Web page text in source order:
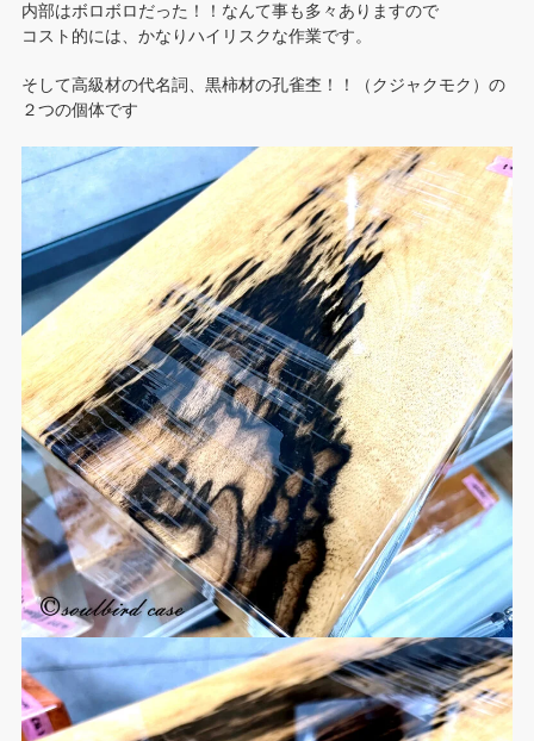
内部はボロボロだった！！なんて事も多々ありますので
コスト的には、かなりハイリスクな作業です。
そして高級材の代名詞、黒柿材の孔雀杢！！（クジャクモク）の
２つの個体です